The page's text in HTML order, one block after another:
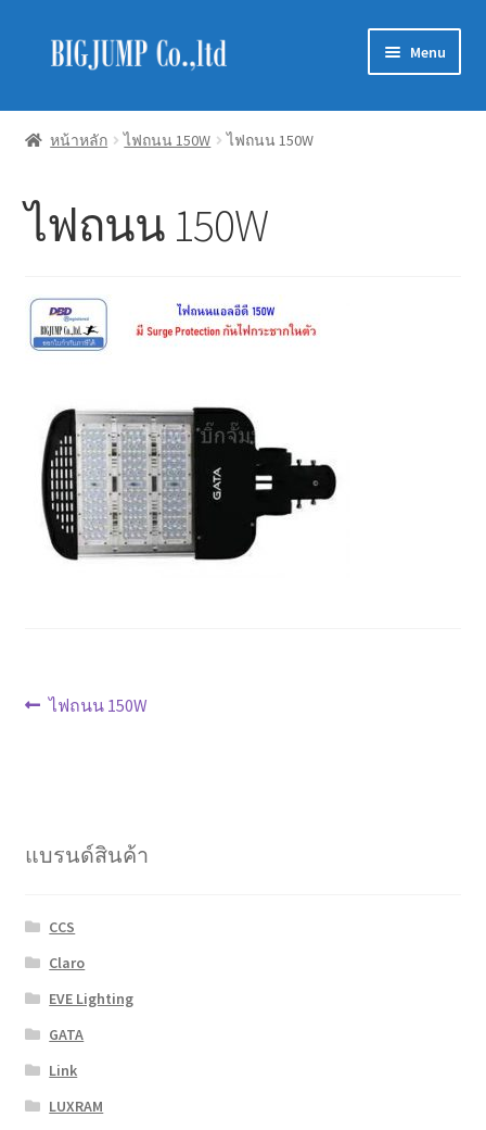
Skip
Skip
Menu
Schneider Electric
EVE Lighting
Mitsubishi
GATA
Marvel electric
วิธีการชำระเงิน
การจัดส่งสินค้า
หน้าหลัก ไฟถนน 150W ไฟถนน 150W
ไฟถนน 150W
แนะแนว
Previous
ไฟถนน 150W
แบรนด์สินค้า
CCS
Claro
EVE Lighting
GATA
Link
LUXRAM